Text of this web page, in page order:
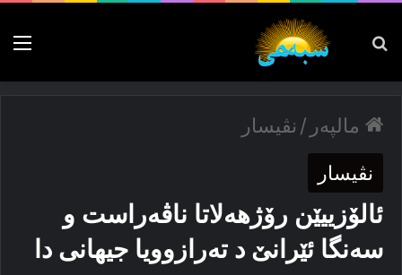
پەیدا بکە
مالپەر / نڤیسار
نڤیسار
ئالۆزییێن رۆژهەلاتا ناڤەراست و
سەنگا ئێرانێ د تەرازوویا جیهانی دا